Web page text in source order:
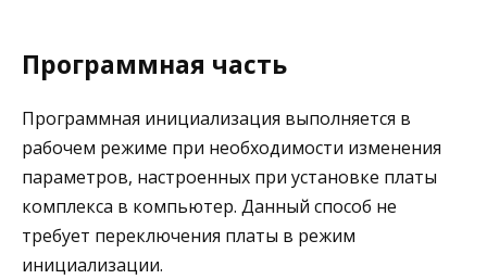
Программная часть
Программная инициализация выполняется в
рабочем режиме при необходимости изменения
параметров, настроенных при установке платы
комплекса в компьютер. Данный способ не
требует переключения платы в режим
инициализации.